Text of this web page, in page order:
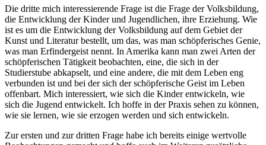
Die dritte mich interessierende Frage ist die Frage der Volksbildung,
die Entwicklung der Kinder und Jugendlichen, ihre Erziehung. Wie
ist es um die Entwicklung der Volksbildung auf dem Gebiet der
Kunst und Literatur bestellt, um das, was man schöpferisches Genie,
was man Erfindergeist nennt. In Amerika kann man zwei Arten der
schöpferischen Tätigkeit beobachten, eine, die sich in der
Studierstube abkapselt, und eine andere, die mit dem Leben eng
verbunden ist und bei der sich der schöpferische Geist im Leben
offenbart. Mich interessiert, wie sich die Kinder entwickeln, wie
sich die Jugend entwickelt. Ich hoffe in der Praxis sehen zu können,
wie sie lernen, wie sie erzogen werden und sich entwickeln.
Zur ersten und zur dritten Frage habe ich bereits einige wertvolle